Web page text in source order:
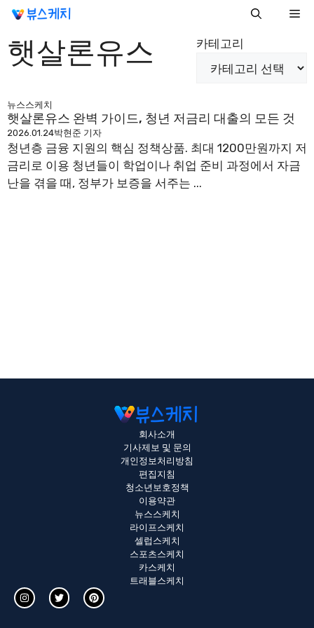
츠
뛰
기
햇살론유스 카테고리
뉴스스케치
햇살론유스 완벽 가이드, 청년 저금리 대출의 모든 것
2026.01.24박현준 기자
청년층 금융 지원의 핵심 정책상품. 최대 1200만원까지 저
금리로 이용 청년들이 학업이나 취업 준비 과정에서 자금
난을 겪을 때, 정부가 보증을 서주는 ...
회사소개
기사제보 및 문의
개인정보처리방침
편집지침
청소년보호정책
이용약관
뉴스스케치
라이프스케치
셀럽스케치
스포츠스케치
카스케치
트래블스케치